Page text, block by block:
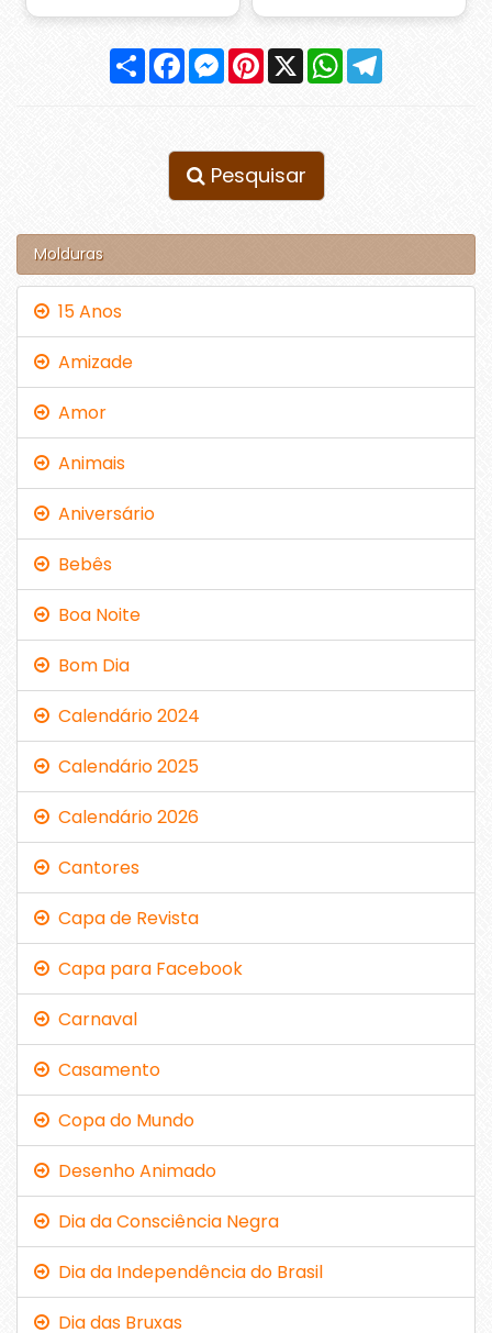
Compartilhar
FacebookMessenger
Pinterest
X WhatsApp
Pesquisar
Molduras
15 Anos
Amizade
Amor
Animais
Aniversário
Bebês
Boa Noite
Bom Dia
Calendário 2024
Calendário 2025
Calendário 2026
Cantores
Capa de Revista
Capa para Facebook
Carnaval
Casamento
Copa do Mundo
Desenho Animado
Dia da Consciência Negra
Dia da Independência do Brasil
Dia das Bruxas